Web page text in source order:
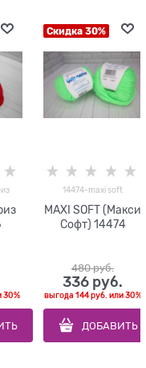
30%
Скидка 30%
14474-maxi soft
MAXI SOFT (Макси
Софт) 14474
480 руб.
336 руб.
выгода 144 руб. или30%
ДОБАВИТЬ